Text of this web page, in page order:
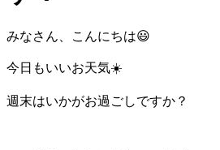
みなさん、こんにちは😃
今日もいいお天気☀️
週末はいかがお過ごしですか？